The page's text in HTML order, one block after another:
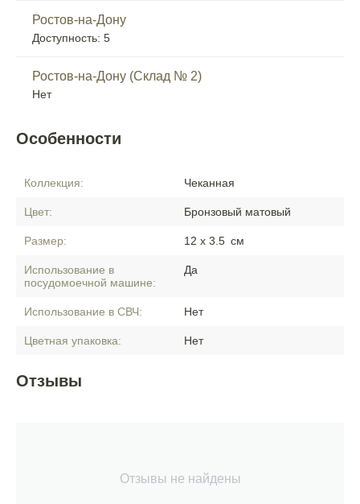
Ростов-на-Дону
Доступность: 5
Ростов-на-Дону (Склад № 2)
Нет
Особенности
Коллекция: Чеканная
Цвет: Бронзовый матовый
Размер: 12 x 3.5 см
Использование в
посудомоечной машине:
Да
Использование в СВЧ: Нет
Цветная упаковка: Нет
Отзывы
Отзывы не найдены